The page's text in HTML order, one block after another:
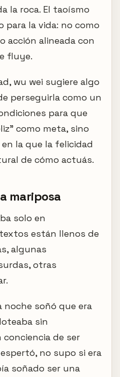
la roca. El taoísmo
para la vida: no como
acción alineada con
fluye.
wu wei sugiere algo
perseguirla como un
para que
como meta, sino
la que la felicidad
de cómo actuás.
mariposa
solo en
están llenos de
algunas
otras
noche soñó que era
sin
conciencia de ser
no supo si era
soñado ser una